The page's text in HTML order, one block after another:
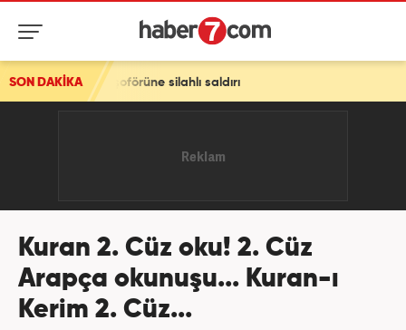
SON DAKİKA
saldırı
Kuran 2. Cüz oku! 2. Cüz
Arapça okunuşu... Kuran-ı
Kerim 2. Cüz...